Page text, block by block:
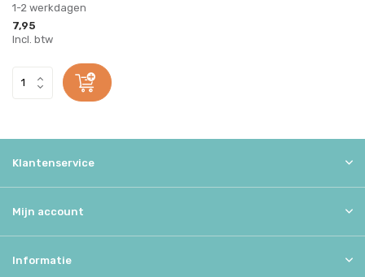
1-2 werkdagen
7,95
Incl. btw
Klantenservice
Mijn account
Informatie